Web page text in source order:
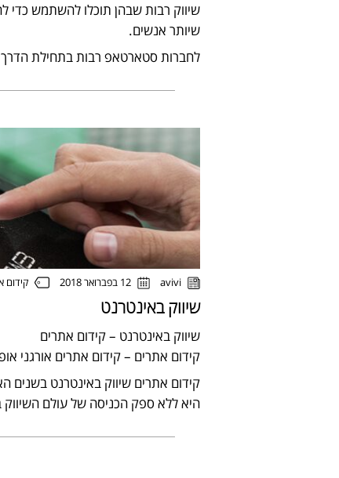
שיווק רבות שבהן תוכלו להשתמש כדי
שיותר אנשים.
לחברות סטארטאפ רבות בתחילת הדרך
avivi 12 בפברואר 2018 קידום
שיווק באינטרנט
שיווק באינטרנט – קידום אתרים
קידום אתרים – קידום אתרים אורגני
קידום אתרים שיווק באינטרנט בשנים
היא ללא ספק הכניסה של עולם השיווק